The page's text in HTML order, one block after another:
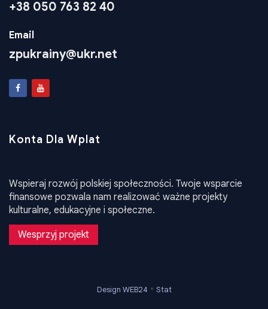
+38 050 763 82 40
Email
zpukrainy@ukr.net
Konta Dla Wplat
Wspieraj rozwój polskiej społeczności. Twoje wsparcie
finansowe pozwala nam realizować ważne projekty
kulturalne, edukacyjne i społeczne.
Wesprzyj projekt
Design WEB24 • Stat